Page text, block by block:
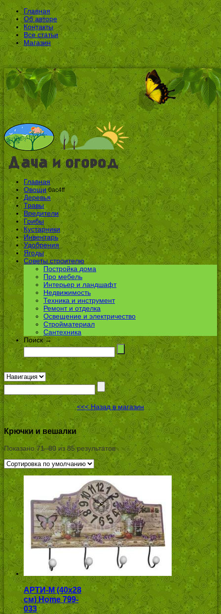
Главная
Об авторе
Контакты
Все статьи
Магазин
Главная
Овощи 0ac4ff
Деревья
Травы
Вредители
Грибы
Кустарники
Инвентарь
Удобрения
Ягоды
Советы строителю
Постройка дома
Про мебель
Интерьер и ландшафт
Недвижимость
Техника и инструмент
Ремонт и отделка
Освещение и электричество
Стройматериал
Сантехника
Поиск →
<<< Назад в магазин
Крючки и вешалки
Показано 71–80 из 85 результатов
АРТИ-М (40х28
см) Home 799-
033